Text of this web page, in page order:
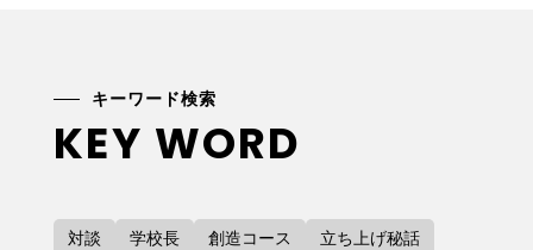
キーワード検索
KEY WORD
対談 学校長 創造コース
立ち上げ秘話